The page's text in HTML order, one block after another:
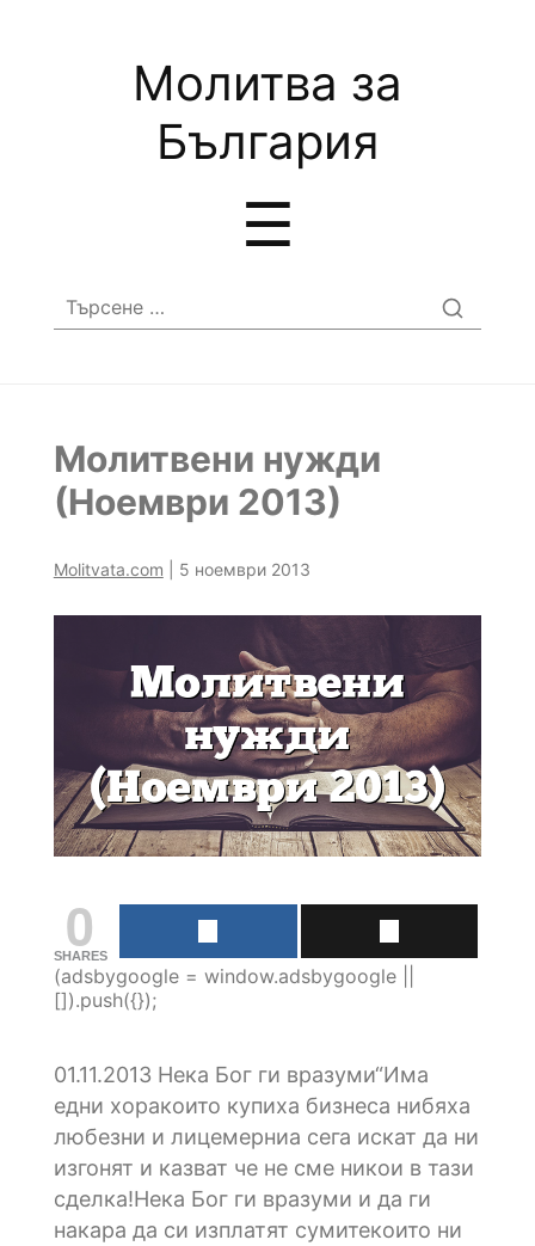
Молитва за
България
☰
Търсене
за:
Молитвени нужди
(Ноември 2013)
Molitvata.com 5 ноември 2013
0
SHARES
(adsbygoogle = window.adsbygoogle ||
[]).push({});
01.11.2013 Нека Бог ги вразуми“Има
едни хоракоито купиха бизнеса нибяха
любезни и лицемерниа сега искат да ни
изгонят и казват че не сме никои в тази
сделка!Нека Бог ги вразуми и да ги
накара да си изплатят сумитекоито ни